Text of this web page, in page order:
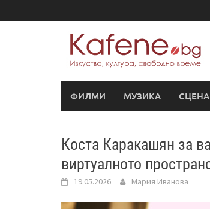
to
ФИЛМИ МУЗИКА СЦЕНА
Коста Каракашян за
виртуалното
19.05.2026 Мария Иванова